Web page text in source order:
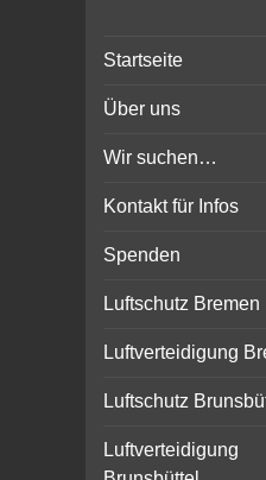
Bunker-
Wilhelmshaven
Rendsburg
Startseite
Über uns
Wir suchen…
Kontakt für Infos
Spenden
Luftschutz Bremen
Luftverteidigung
Luftschutz
Luftverteidigung